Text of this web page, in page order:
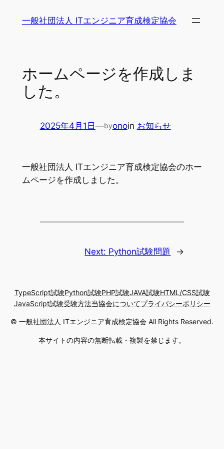
一般社団法人 ITエンジニア育成検定協会
ホームページを作成しま
した。
2025年4月1日 —byonoin お知らせ
一般社団法人 ITエンジニア育成検定協会のホー
ムページを作成しました。
Next: Python試験問題 →
TypeScript試験Python試験PHP試験JAVA試験HTML/CSS試験
JavaScript試験受験方法当協会についてプライバシーポリシー
© 一般社団法人 ITエンジニア育成検定協会 All Rights Reserved.
本サイトの内容の無断転載・複製を禁じます。